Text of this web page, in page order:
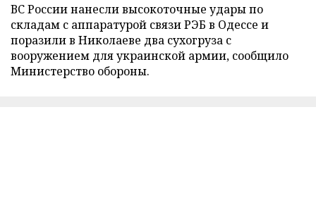
ВС России нанесли высокоточные удары по
складам с аппаратурой связи РЭБ в Одессе и
поразили в Николаеве два сухогруза с
вооружением для украинской армии, сообщило
Министерство обороны.